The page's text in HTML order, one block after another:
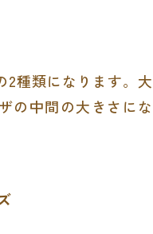
2種類になります。大
の中間の大きさにな